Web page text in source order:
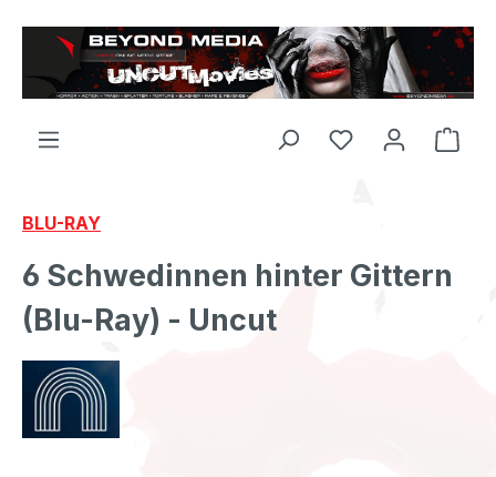
Zum Hauptinhalt springen
BLU-RAY
6 Schwedinnen hinter Gittern
(Blu-Ray) - Uncut